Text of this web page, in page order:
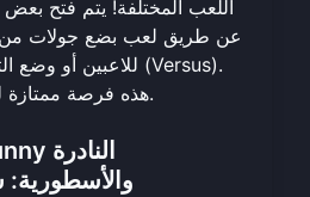
اللعب المختلفة! يتم فتح
عن طريق لعب بضع جولات من
هذه فرصة ممتازة.
والأسطورية: